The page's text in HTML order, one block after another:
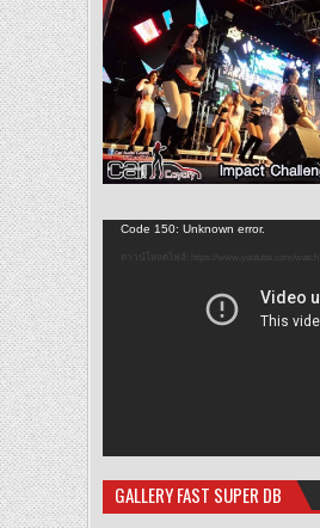
Code 150: Unknown error.
ดาวน์โหลดไฟล์: https://www.youtube.com/
GALLERY FAST SUPER DB